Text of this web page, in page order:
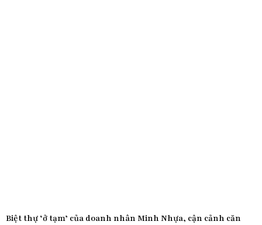
Biệt thự ‘ở tạm’ của doanh nhân Minh Nhựa, cận cảnh căn